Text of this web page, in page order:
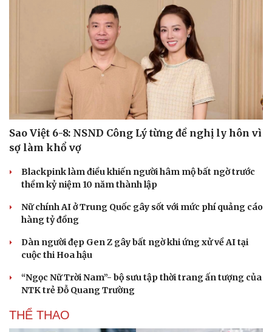
Sao Việt 6-8: NSND Công Lý từng đề nghị ly hôn vì
sợ làm khổ vợ
Blackpink làm điều khiến người hâm mộ bất ngờ trước
thềm kỷ niệm 10 năm thành lập
Nữ chính AI ở Trung Quốc gây sốt với mức phí quảng cáo
hàng tỷ đồng
Dàn người đẹp Gen Z gây bất ngờ khi ứng xử về AI tại
cuộc thi Hoa hậu
“Ngọc Nữ Trời Nam”- bộ sưu tập thời trang ấn tượng của
NTK trẻ Đỗ Quang Trường
THỂ THAO